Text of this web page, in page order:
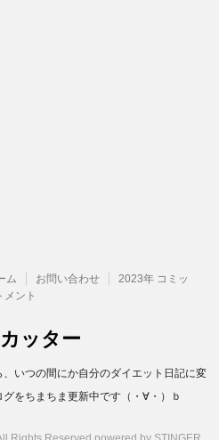
ム お問い合わせ
2023年 コミッ
メント
ッター
いつの間にか自分のダイエット日記に変
をちまちま更新中です（・∀・）ｂ